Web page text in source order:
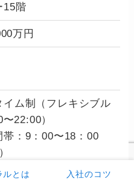
ルとは 入社のコツ
15階
万円
イム制（フレキシブル
22:00）
帯：9：00〜18：00
時間：8時間